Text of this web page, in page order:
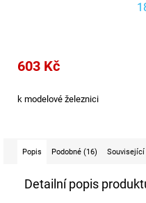
603 Kč
k modelové železnici
Popis Podobné (16) Související
Detailní popis